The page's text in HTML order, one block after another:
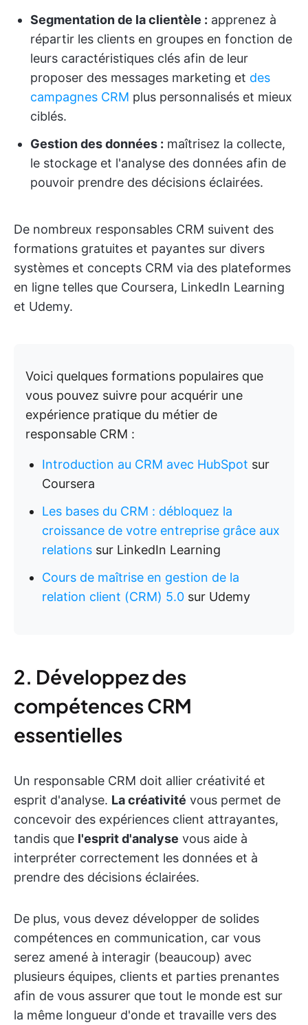
Segmentation de la clientèle : apprenez à
répartir les clients en groupes en fonction de
leurs caractéristiques clés afin de leur
proposer des messages marketing et des
campagnes CRM plus personnalisés et mieux
ciblés.
Gestion des données : maîtrisez la collecte,
le stockage et l'analyse des données afin de
pouvoir prendre des décisions éclairées.
De nombreux responsables CRM suivent des
formations gratuites et payantes sur divers
systèmes et concepts CRM via des plateformes
en ligne telles que Coursera, LinkedIn Learning
et Udemy.
Voici quelques formations populaires que
vous pouvez suivre pour acquérir une
expérience pratique du métier de
responsable CRM :
Introduction au CRM avec HubSpot sur
Coursera
Les bases du CRM : débloquez la
croissance de votre entreprise grâce aux
relations sur LinkedIn Learning
Cours de maîtrise en gestion de la
relation client (CRM) 5.0 sur Udemy
2. Développez des
compétences CRM
essentielles
Un responsable CRM doit allier créativité et
esprit d'analyse. La créativité vous permet de
concevoir des expériences client attrayantes,
tandis que l'esprit d'analyse vous aide à
interpréter correctement les données et à
prendre des décisions éclairées.
De plus, vous devez développer de solides
compétences en communication, car vous
serez amené à interagir (beaucoup) avec
plusieurs équipes, clients et parties prenantes
afin de vous assurer que tout le monde est sur
la même longueur d'onde et travaille vers des